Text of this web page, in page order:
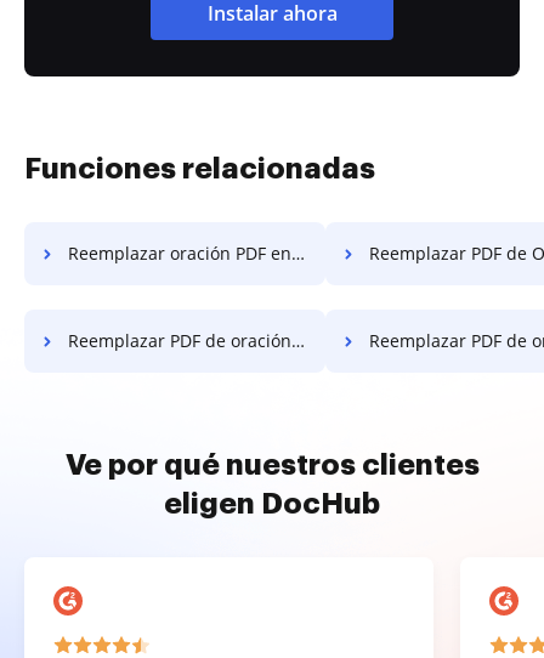
Instalar ahora
Funciones relacionadas
Reemplazar oración PDF en Samsung Reemplazar PDF de Oración en
Reemplazar PDF de oración en iPhone Reemplazar PDF de oración
Ve por qué nuestros clientes
eligen DocHub